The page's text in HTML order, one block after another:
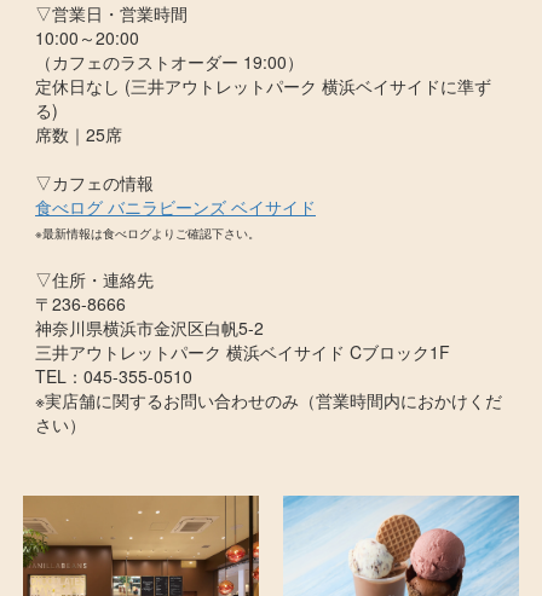
▽営業日・営業時間
10:00～20:00
（カフェのラストオーダー 19:00）
定休日なし (三井アウトレットパーク 横浜ベイサイドに準ず
る)
席数｜25席
▽カフェの情報
食べログ バニラビーンズ ベイサイド
※最新情報は食べログよりご確認下さい。
▽住所・連絡先
〒236-8666
神奈川県横浜市金沢区白帆5-2
三井アウトレットパーク 横浜ベイサイド Cブロック1F
TEL：045-355-0510
※実店舗に関するお問い合わせのみ（営業時間内におかけくだ
さい）